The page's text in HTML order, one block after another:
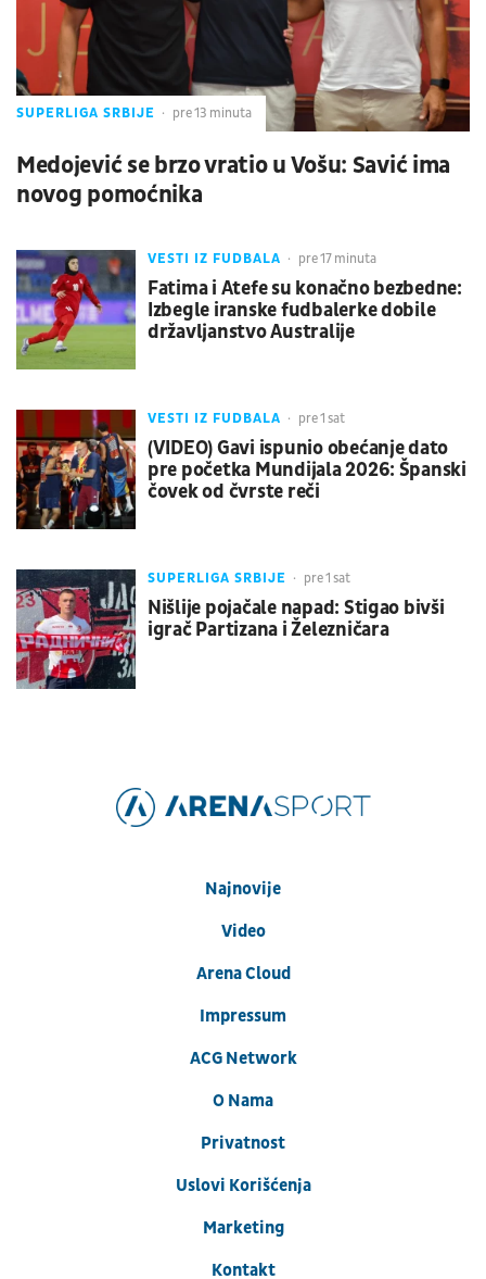
SUPERLIGA SRBIJE pre 13 minuta
Medojević se brzo vratio u Vošu: Savić ima
novog pomoćnika
VESTI IZ FUDBALA pre 17 minuta
Fatima i Atefe su konačno bezbedne:
Izbegle iranske fudbalerke dobile
državljanstvo Australije
VESTI IZ FUDBALA pre 1 sat
(VIDEO) Gavi ispunio obećanje dato
pre početka Mundijala 2026: Španski
čovek od čvrste reči
SUPERLIGA SRBIJE pre 1 sat
Nišlije pojačale napad: Stigao bivši
igrač Partizana i Železničara
Najnovije
Video
Arena Cloud
Impressum
ACG Network
O Nama
Privatnost
Uslovi Korišćenja
Marketing
Kontakt